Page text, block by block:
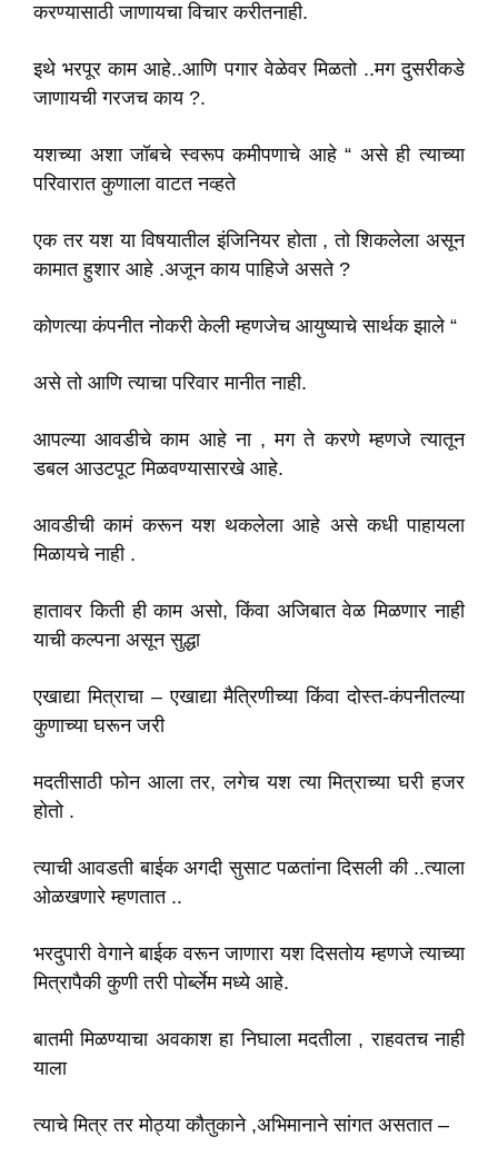
करण्यासाठी जाणायचा विचार करीतनाही.
इथे भरपूर काम आहे..आणि पगार वेळेवर मिळतो ..मग दुसरीकडे
जाणायची गरजच काय ?.
यशच्या अशा जॉबचे स्वरूप कमीपणाचे आहे “ असे ही त्याच्या
परिवारात कुणाला वाटत नव्हते
एक तर यश या विषयातील इंजिनियर होता , तो शिकलेला असून
कामात हुशार आहे .अजून काय पाहिजे असते ?
कोणत्या कंपनीत नोकरी केली म्हणजेच आयुष्याचे सार्थक झाले “
असे तो आणि त्याचा परिवार मानीत नाही.
आपल्या आवडीचे काम आहे ना , मग ते करणे म्हणजे त्यातून
डबल आउटपूट मिळवण्यासारखे आहे.
आवडीची कामं करून यश थकलेला आहे असे कधी पाहायला
मिळायचे नाही .
हातावर किती ही काम असो, किंवा अजिबात वेळ मिळणार नाही
याची कल्पना असून सुद्धा
एखाद्या मित्राचा – एखाद्या मैत्रिणीच्या किंवा दोस्त-कंपनीतल्या
कुणाच्या घरून जरी
मदतीसाठी फोन आला तर, लगेच यश त्या मित्राच्या घरी हजर
होतो .
त्याची आवडती बाईक अगदी सुसाट पळतांना दिसली की ..त्याला
ओळखणारे म्हणतात ..
भरदुपारी वेगाने बाईक वरून जाणारा यश दिसतोय म्हणजे त्याच्या
मित्रापैकी कुणी तरी पोर्ब्लेम मध्ये आहे.
बातमी मिळण्याचा अवकाश हा निघाला मदतीला , राहवतच नाही
याला
त्याचे मित्र तर मोठ्या कौतुकाने ,अभिमानाने सांगत असतात –